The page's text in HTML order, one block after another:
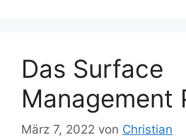
Das Surface
Management
März 7, 2022 von Christian